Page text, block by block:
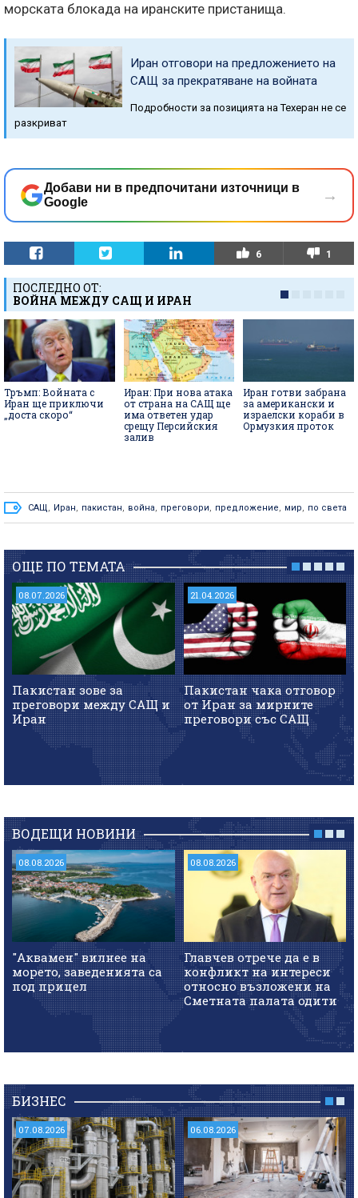
морската блокада на иранските пристанища.
Иран отговори на предложението на
САЩ за прекратяване на войната
Подробности за позицията на Техеран не се
разкриват
Добави ни в предпочитани източници в
Google
→
6 1
ПОСЛЕДНО ОТ:
ВОЙНА МЕЖДУ САЩ И ИРАН
Тръмп: Войната с
Иран ще приключи
„доста скоро“
Иран: При нова атака
от страна на САЩ ще
има ответен удар
срещу Персийския
залив
Иран готви забрана
за американски и
израелски кораби в
Ормузкия проток
САЩ, Иран, пакистан, война, преговори, предложение, мир, по света
ОЩЕ ПО ТЕМАТА
08.07.2026
Пакистан зове за
преговори между САЩ и
Иран
21.04.2026
Пакистан чака отговор
от Иран за мирните
преговори със САЩ
ВОДЕЩИ НОВИНИ
08.08.2026
"Аквамен" вилнее на
морето, заведенията са
под прицел
08.08.2026
Главчев отрече да е в
конфликт на интереси
относно възложени на
Сметната палата одити
БИЗНЕС
07.08.2026 06.08.2026